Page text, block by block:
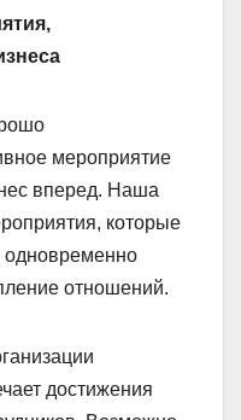
мероприятие
вперед. Наша
которые
одновременно
отношений.
достижения